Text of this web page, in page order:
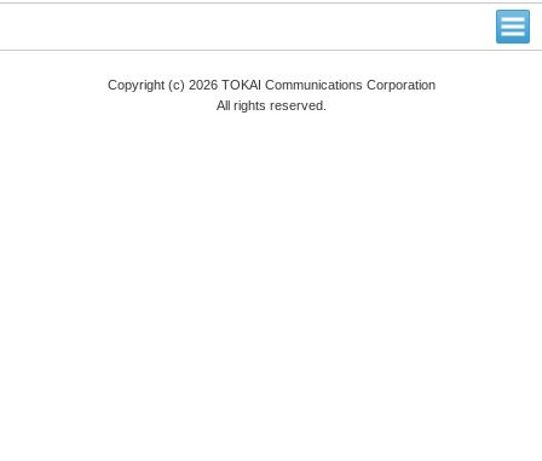
Copyright (c) 2026 TOKAI Communications Corporation
All rights reserved.